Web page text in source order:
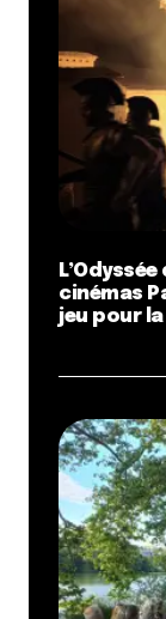
cinémas
jeu pour